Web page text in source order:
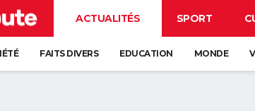
ACTUALITÉS SPORT
FAITS DIVERS EDUCATION MONDE